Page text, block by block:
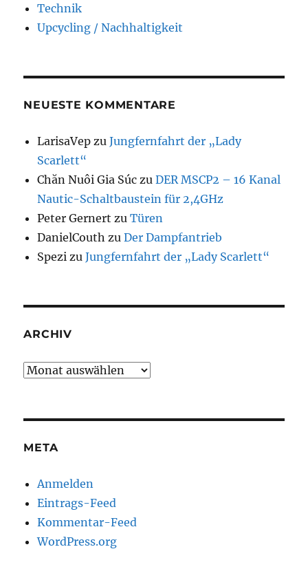
Technik
Upcycling / Nachhaltigkeit
NEUESTE KOMMENTARE
LarisaVep zuJungfernfahrt der „Lady
Scarlett“
Chăn Nuôi Gia Súc zuDER MSCP2 – 16 Kanal
Nautic-Schaltbaustein für 2,4GHz
Peter Gernert zuTüren
DanielCouth zuDer Dampfantrieb
Spezi zuJungfernfahrt der „Lady Scarlett“
ARCHIV
Archiv
META
Anmelden
Eintrags-Feed
Kommentar-Feed
WordPress.org